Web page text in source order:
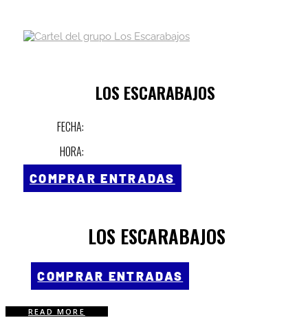
LOS ESCARABAJOS
FECHA:
HORA:
COMPRAR ENTRADAS
LOS ESCARABAJOS
COMPRAR ENTRADAS
READ MORE